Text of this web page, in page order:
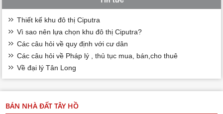
Thiết kế khu đô thị Ciputra
Vì sao nên lựa chọn khu đô thị Ciputra?
Các câu hỏi về quy định với cư dân
Các câu hỏi về Pháp lý , thủ tục mua, bán,cho thuê
Về đại lý Tân Long
BÁN NHÀ ĐẤT TÂY HỒ